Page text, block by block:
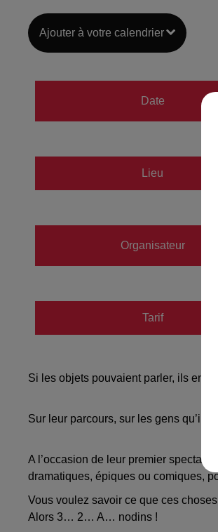
Ajouter à votre calendrier
Date
Lieu
Organisateur
Tarif
Si les objets pouvaient parler, ils en
Sur leur parcours, sur les gens qu’ils
A l’occasion de leur premier
dramatiques, épiques ou comiques,
Vous voulez savoir ce que ces
Alors 3… 2… A… nodins !